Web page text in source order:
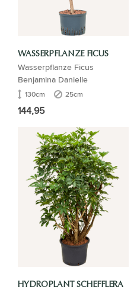
WASSERPFLANZE FICUS
Wasserpflanze Ficus
Benjamina Danielle
130cm 25cm
144,95
HYDROPLANT SCHEFFLERA